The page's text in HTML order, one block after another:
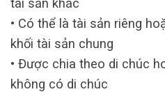
tài sản khác
• Có thể là tài sản riêng
khối tài sản chung
• Được chia theo di chúc
không có di chúc